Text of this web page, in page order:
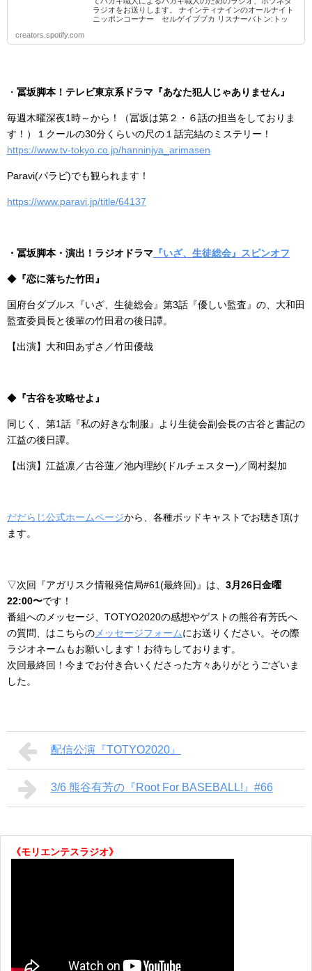
ラジオをお送りします。 ナインティナインのオールナイト
ニッポンコーナー セルゲイブブカ リスナーバトン:トッ
creators.spotify.com
・ 冨坂脚本！テレビ東京系ドラマ『あなた犯人じゃありません』
毎週木曜深夜1時～から！（冨坂は第２・６話の担当をしておりま
す！）１クールの30分くらいの尺の１話完結のミステリー！
https://www.tv-tokyo.co.jp/hanninjya_arimasen
Paravi(パラビ)でも観られます！
https://www.paravi.jp/title/64137
・冨坂脚本・演出！ラジオドラマ 『いざ、生徒総会』スピンオフ
◆ 『恋に落ちた竹田』
国府台ダブルス『いざ、生徒総会』第3話『優しい監査』の、大和田
監査委員長と後輩の竹田君の後日譚。
【出演】大和田あずさ／竹田優哉
◆ 『古谷を攻略せよ』
同じく、第1話『私の好きな制服』より生徒会副会長の古谷と書記の
江益の後日譚。
【出演】江益凛／古谷蓮／池内理紗(ドルチェスター)／岡村梨加
だだらじ公式ホームページから、各種ポッドキャストでお聴き頂け
ます。
▽次回『アガリスク情報発信局#61(最終回)』は、 3月26日金曜
22:00〜です！
番組へのメッセージ、TOTYO2020の感想やゲストの熊谷有芳氏へ
の質問、はこちらの メッセージフォームにお送りください。その際
ラジオネームもお願いします！お待ちしております。
次回最終回！今までお付き合いくださった方々ありがとうございま
した。
配信公演『TOTYO2020』
3/6 熊谷有芳の『Root For BASEBALL!』#66
《モリエンテスラジオ》